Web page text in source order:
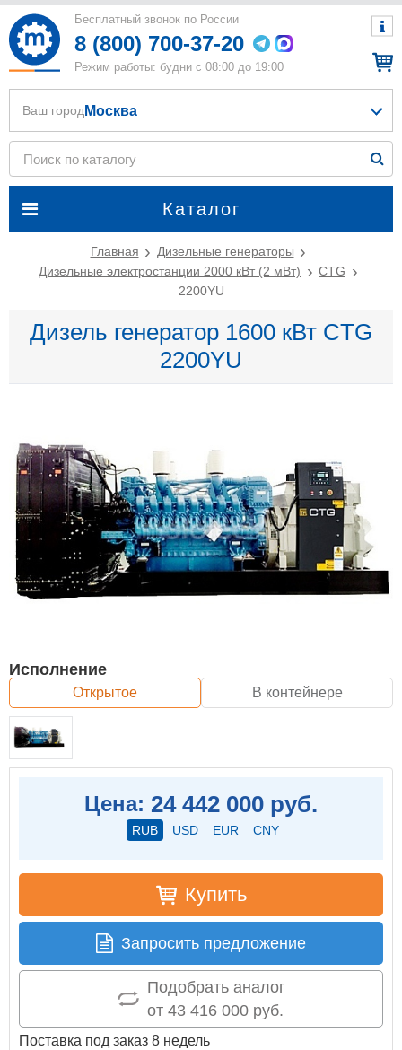
Бесплатный звонок по России
8 (800) 700-37-20
Режим работы: будни с 08:00 до 19:00
Каталог
Ваш город Москва
Главная
Дизельные генераторы
Дизельные электростанции 2000 кВт (2 мВт)
CTG
2200YU
Дизель генератор 1600 кВт CTG
2200YU
Исполнение
Открытое В контейнере
Цена: 24 442 000 руб.
RUB USD EUR CNY
Купить
Запросить предложение
Подобрать аналог
от 43 416 000 руб.
Поставка под заказ 8 недель